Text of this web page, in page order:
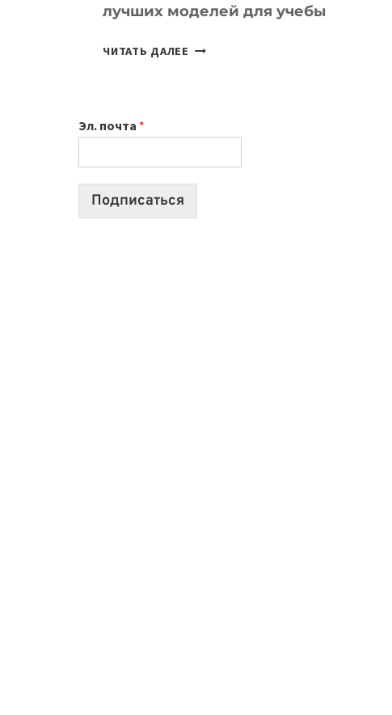
лучших моделей для учебы
ЧИТАТЬ ДАЛЕЕ КАКОЙ
2026:
10
Эл. почта *
Подписаться